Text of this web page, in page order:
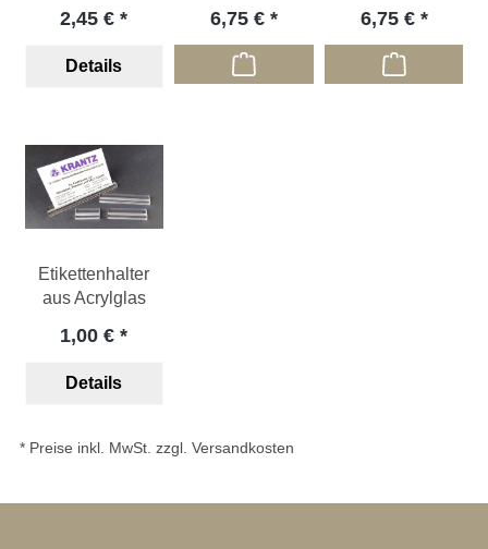
2,45 €
Details
6,75 € 6,75 €
Etikettenhalter
aus Acrylglas
1,00 €
Details
* Preise inkl. MwSt. zzgl. Versandkosten